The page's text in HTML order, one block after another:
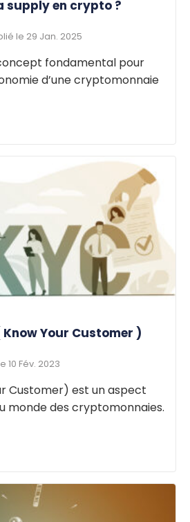
supply en crypto ?
le 29 Jan. 2025
fondamental pour
d’une cryptomonnaie
Your Customer )
10 Fév. 2023
Customer) est un aspect
monde des cryptomonnaies.